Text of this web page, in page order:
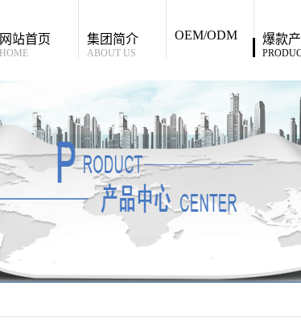
网站首页
HOME
集团简介
ABOUT US
OEM/ODM 爆款